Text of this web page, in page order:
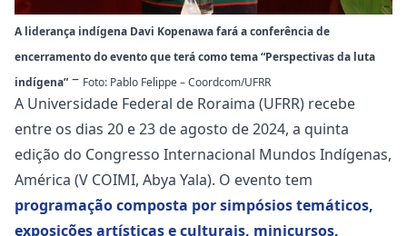
A liderança indígena Davi Kopenawa fará a conferência de
encerramento do evento que terá como tema “Perspectivas da luta
indígena” – Foto: Pablo Felippe – Coordcom/UFRR
A Universidade Federal de Roraima (UFRR) recebe
entre os dias 20 e 23 de agosto de 2024, a quinta
edição do Congresso Internacional Mundos Indígenas,
América (V COIMI, Abya Yala). O evento tem
programação composta por simpósios temáticos,
exposições artísticas e culturais, minicursos,